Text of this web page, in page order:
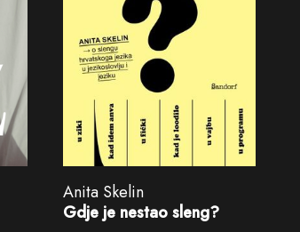
Anita Skelin
Gdje je nestao sleng?